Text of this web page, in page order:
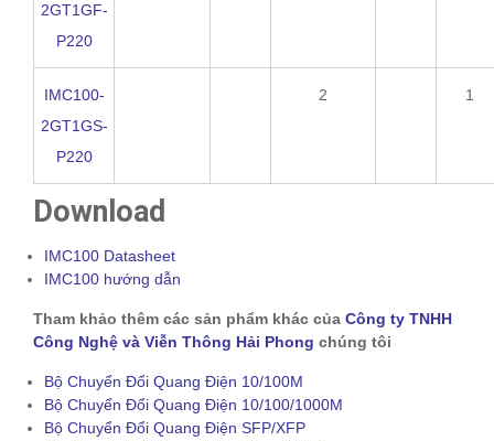
2GT1GF-
P220
IMC100-
2GT1GS-
P220
2 1
Download
IMC100 Datasheet
IMC100 hướng dẫn
Tham khảo thêm các sản phẩm khác của Công ty TNHH
Công Nghệ và Viễn Thông Hải Phong chúng tôi
Bộ Chuyển Đổi Quang Điện 10/100M
Bộ Chuyển Đổi Quang Điện 10/100/1000M
Bộ Chuyển Đổi Quang Điện SFP/XFP